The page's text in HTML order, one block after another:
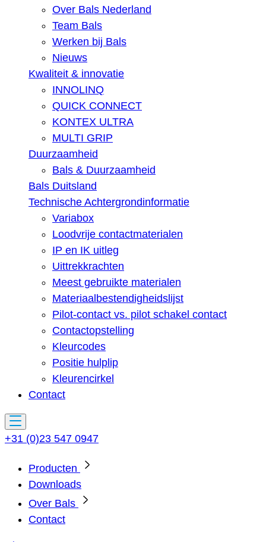
Over Bals Nederland
Team Bals
Werken bij Bals
Nieuws
Kwaliteit & innovatie
INNOLINQ
QUICK CONNECT
KONTEX ULTRA
MULTI GRIP
Duurzaamheid
Bals & Duurzaamheid
Bals Duitsland
Technische Achtergrondinformatie
Variabox
Loodvrije contactmaterialen
IP en IK uitleg
Uittrekkrachten
Meest gebruikte materialen
Materiaalbestendigheidslijst
Pilot-contact vs. pilot schakel contact
Contactopstelling
Kleurcodes
Positie hulplip
Kleurencirkel
Contact
+31 (0)23 547 0947
Producten
Downloads
Over Bals
Contact